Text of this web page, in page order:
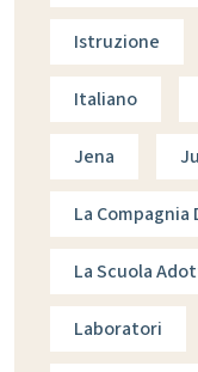
Istruzione
Italiano
Jena
La Compagnia
La Scuola
Laboratori